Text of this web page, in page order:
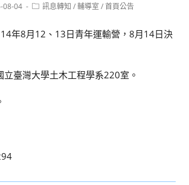
08-04
Post訊息轉知 / 輔導室 / 首頁公告
年8月12、13日青年運輸營，8月14日決
立臺灣大學土木工程學系220室。